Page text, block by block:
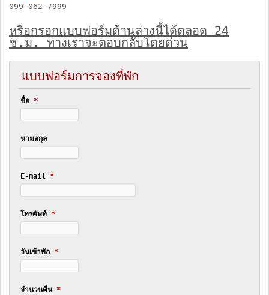
099-062-7999
หรือกรอกแบบฟอร์มด้านล่างนี้ได้ตลอด 24
ช.ม. ทางเราจะตอบกลับโดยด่วน
แบบฟอร์มการจองที่พัก
ชื่อ *
นามสกุล
E-mail *
โทรศัพท์ *
วันเข้าพัก *
จำนวนคืน *